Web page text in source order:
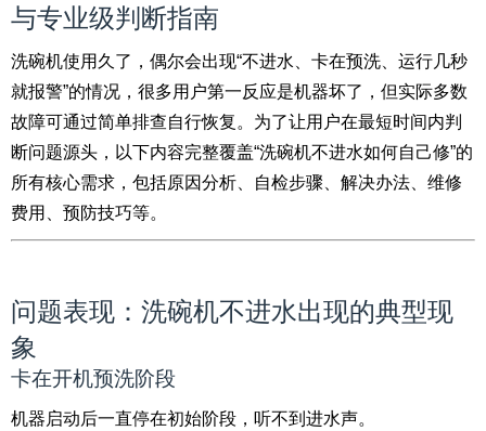
与专业级判断指南
洗碗机使用久了，偶尔会出现“不进水、卡在预洗、运行几秒
就报警”的情况，很多用户第一反应是机器坏了，但实际多数
故障可通过简单排查自行恢复。为了让用户在最短时间内判
断问题源头，以下内容完整覆盖“洗碗机不进水如何自己修”的
所有核心需求，包括原因分析、自检步骤、解决办法、维修
费用、预防技巧等。
问题表现：洗碗机不进水出现的典型现
象
卡在开机预洗阶段
机器启动后一直停在初始阶段，听不到进水声。